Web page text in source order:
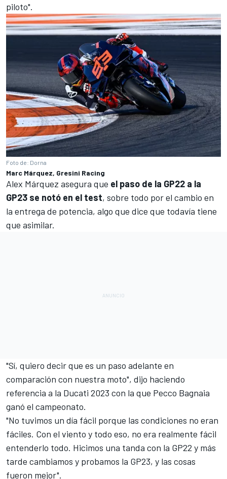
piloto".
Foto de: Dorna
Marc Márquez, Gresini Racing
Alex Márquez asegura que el paso de la GP22 a la
GP23 se notó en el test, sobre todo por el cambio en
la entrega de potencia, algo que dice que todavía tiene
que asimilar.
"Sí, quiero decir que es un paso adelante en
comparación con nuestra moto", dijo haciendo
referencia a la Ducati 2023 con la que Pecco Bagnaia
ganó el campeonato.
"No tuvimos un día fácil porque las condiciones no eran
fáciles. Con el viento y todo eso, no era realmente fácil
entenderlo todo. Hicimos una tanda con la GP22 y más
tarde cambiamos y probamos la GP23, y las cosas
fueron mejor".